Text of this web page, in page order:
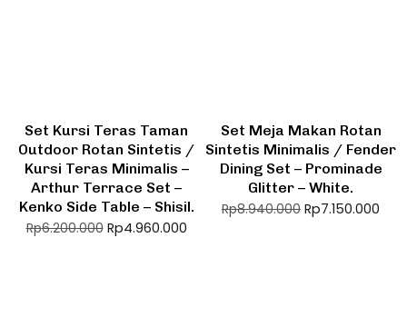
Set Kursi Teras Taman
Outdoor Rotan Sintetis /
Kursi Teras Minimalis –
Arthur Terrace Set –
Kenko Side Table – Shisil.
Rp6.200.000 Rp4.960.000
Set Meja Makan Rotan
Sintetis Minimalis / Fender
Dining Set – Prominade
Glitter – White.
Rp8.940.000 Rp7.150.000